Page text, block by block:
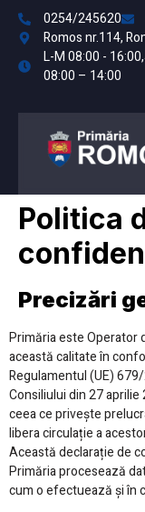
0254/245620
Romos nr.114,
L-M 08:00 -
08:00 – 14:00
Politica
Precizări
Primăria este Operator
această calitate în
Regulamentul (UE)
Consiliului din 27
ceea ce privește
libera circulație a
Această declarație de
Primăria procesează
cum o efectuează și în